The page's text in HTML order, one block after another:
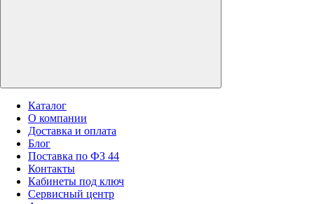
Каталог
О компании
Доставка и оплата
Блог
Поставка по ФЗ 44
Контакты
Кабинеты под ключ
Сервисный центр